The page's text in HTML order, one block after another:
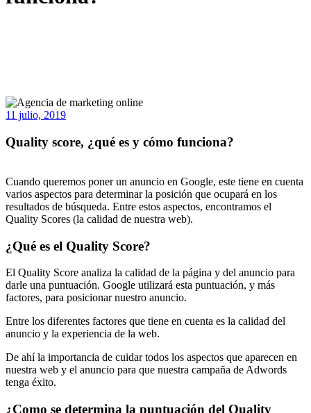
11 julio, 2019
Quality score, ¿qué es y cómo funciona?
Cuando queremos poner un anuncio en Google, este tiene en cuenta
varios aspectos para determinar la posición que ocupará en los
resultados de búsqueda. Entre estos aspectos, encontramos el
Quality Scores (la calidad de nuestra web).
¿Qué es el Quality Score?
El Quality Score analiza la calidad de la página y del anuncio para
darle una puntuación. Google utilizará esta puntuación, y más
factores, para posicionar nuestro anuncio.
Entre los diferentes factores que tiene en cuenta es la calidad del
anuncio y la experiencia de la web.
De ahí la importancia de cuidar todos los aspectos que aparecen en
nuestra web y el anuncio para que nuestra campaña de Adwords
tenga éxito.
¿Como se determina la puntuación del Quality